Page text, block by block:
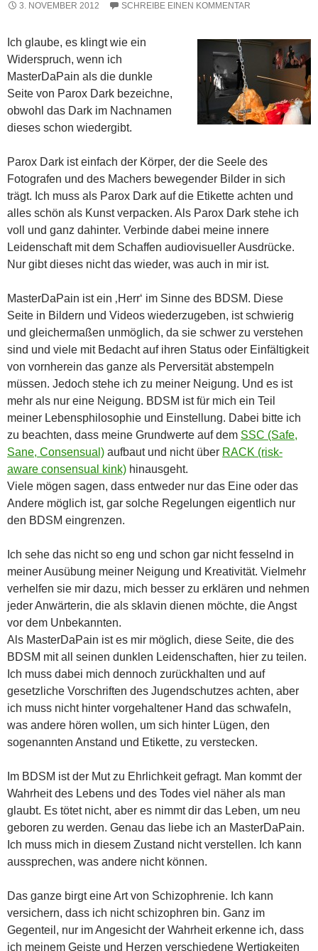
3. NOVEMBER 2012 SCHREIBE EINEN KOMMENTAR
Ich glaube, es klingt wie ein
Widerspruch, wenn ich
MasterDaPain als die dunkle
Seite von Parox Dark bezeichne,
obwohl das Dark im Nachnamen
dieses schon wiedergibt.
Parox Dark ist einfach der Körper, der die Seele des
Fotografen und des Machers bewegender Bilder in sich
trägt. Ich muss als Parox Dark auf die Etikette achten und
alles schön als Kunst verpacken. Als Parox Dark stehe ich
voll und ganz dahinter. Verbinde dabei meine innere
Leidenschaft mit dem Schaffen audiovisueller Ausdrücke.
Nur gibt dieses nicht das wieder, was auch in mir ist.
MasterDaPain ist ein ‚Herr‘ im Sinne des BDSM. Diese
Seite in Bildern und Videos wiederzugeben, ist schwierig
und gleichermaßen unmöglich, da sie schwer zu verstehen
sind und viele mit Bedacht auf ihren Status oder Einfältigkeit
von vornherein das ganze als Perversität abstempeln
müssen. Jedoch stehe ich zu meiner Neigung. Und es ist
mehr als nur eine Neigung. BDSM ist für mich ein Teil
meiner Lebensphilosophie und Einstellung. Dabei bitte ich
zu beachten, dass meine Grundwerte auf dem SSC (Safe,
Sane, Consensual) aufbaut und nicht über RACK (risk-
aware consensual kink) hinausgeht.
Viele mögen sagen, dass entweder nur das Eine oder das
Andere möglich ist, gar solche Regelungen eigentlich nur
den BDSM eingrenzen.
Ich sehe das nicht so eng und schon gar nicht fesselnd in
meiner Ausübung meiner Neigung und Kreativität. Vielmehr
verhelfen sie mir dazu, mich besser zu erklären und nehmen
jeder Anwärterin, die als sklavin dienen möchte, die Angst
vor dem Unbekannten.
Als MasterDaPain ist es mir möglich, diese Seite, die des
BDSM mit all seinen dunklen Leidenschaften, hier zu teilen.
Ich muss dabei mich dennoch zurückhalten und auf
gesetzliche Vorschriften des Jugendschutzes achten, aber
ich muss nicht hinter vorgehaltener Hand das schwafeln,
was andere hören wollen, um sich hinter Lügen, den
sogenannten Anstand und Etikette, zu verstecken.
Im BDSM ist der Mut zu Ehrlichkeit gefragt. Man kommt der
Wahrheit des Lebens und des Todes viel näher als man
glaubt. Es tötet nicht, aber es nimmt dir das Leben, um neu
geboren zu werden. Genau das liebe ich an MasterDaPain.
Ich muss mich in diesem Zustand nicht verstellen. Ich kann
aussprechen, was andere nicht können.
Das ganze birgt eine Art von Schizophrenie. Ich kann
versichern, dass ich nicht schizophren bin. Ganz im
Gegenteil, nur im Angesicht der Wahrheit erkenne ich, dass
ich meinem Geiste und Herzen verschiedene Wertigkeiten